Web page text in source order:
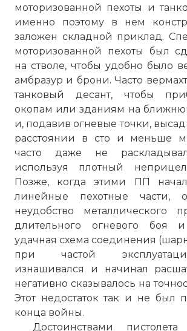
моторизованной пехоты и
именно поэтому в нем
заложен складной приклад.
моторизованной пехоты был
на стволе, чтобы удобно было
амбразур и брони. Часто
танковый десант, чтобы
окопам или зданиям на
и, подавив огневые точки,
расстоянии в сто и меньше
часто даже не
используя плотный
Позже, когда этими ПП
линейные пехотные части,
неудобство металлического
длительного огневого боя
удачная схема соединения
при частой
изнашивался и начинал
негативно сказывалось на
Этот недостаток так и не был
конца войны.
Достоинствами